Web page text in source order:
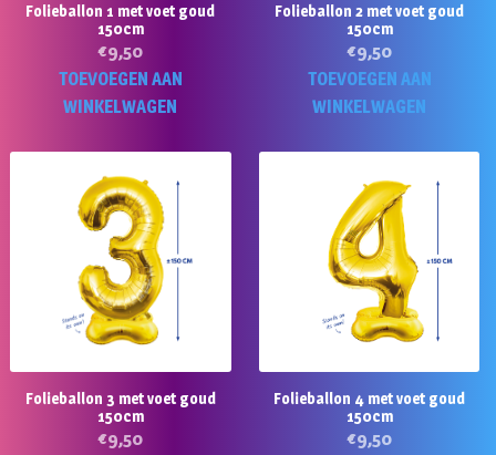
Folieballon 1 met voet goud
150cm
€9,50
TOEVOEGEN AAN
WINKELWAGEN
Folieballon 2 met voet goud
150cm
€9,50
TOEVOEGEN AAN
WINKELWAGEN
Folieballon 3 met voet goud
150cm
€9,50
Folieballon 4 met voet goud
150cm
€9,50